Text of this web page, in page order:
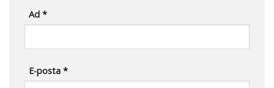
Ad*
E-posta*